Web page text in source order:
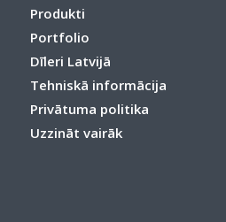
Produkti
Portfolio
Dīleri Latvijā
Tehniskā informācija
Privātuma politika
Uzzināt vairāk